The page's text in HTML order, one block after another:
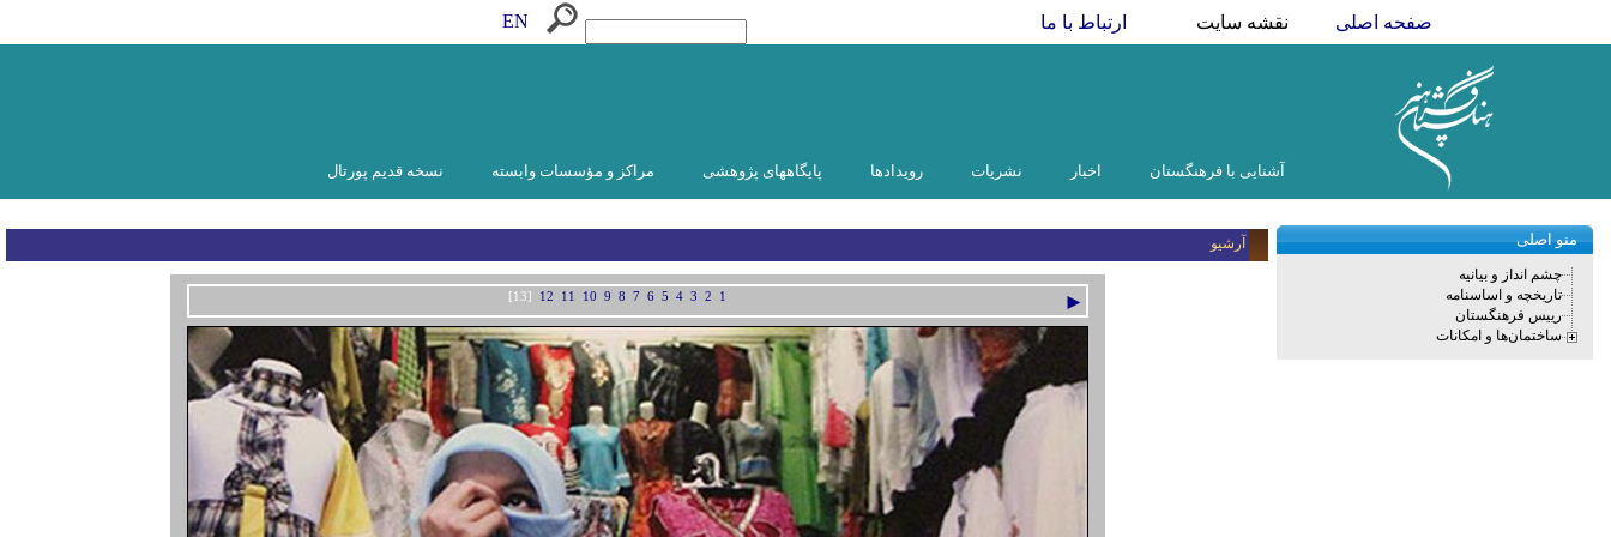
صفحه اصلی نقشه سایت ارتباط با ما EN
آشنایی با فرهنگستان اخبار نشریات رویدادها پایگاههای پژوهشی مراکز و مؤسسات وابسته نسخه قدیم پورتال
آرشیو
1
2
3
4
5
6
7
8
9
10
11
12
[13] ►
منو اصلی
چشم انداز و بیانیه
تاریخچه و اساسنامه
رییس فرهنگستان
ساختمان‌ها و امکانات